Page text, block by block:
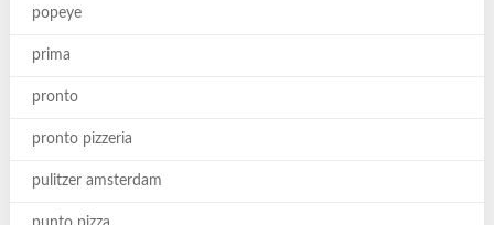
popeye
prima
pronto
pronto pizzeria
pulitzer amsterdam